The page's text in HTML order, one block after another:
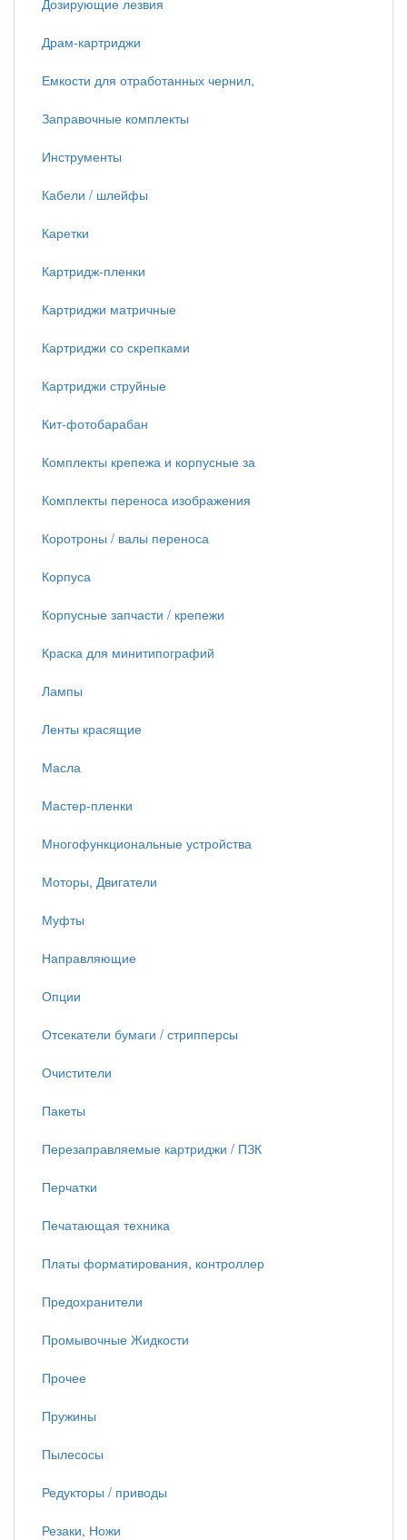
Дозирующие лезвия
Драм-картриджи
Емкости для отработанных чернил,
Заправочные комплекты
Инструменты
Кабели / шлейфы
Каретки
Картридж-пленки
Картриджи матричные
Картриджи со скрепками
Картриджи струйные
Кит-фотобарабан
Комплекты крепежа и корпусные за
Комплекты переноса изображения
Коротроны / валы переноса
Корпуса
Корпусные запчасти / крепежи
Краска для минитипографий
Лампы
Ленты красящие
Масла
Мастер-пленки
Многофункциональные устройства
Моторы, Двигатели
Муфты
Направляющие
Опции
Отсекатели бумаги / стрипперсы
Очистители
Пакеты
Перезаправляемые картриджи / ПЗК
Перчатки
Печатающая техника
Платы форматирования, контроллер
Предохранители
Промывочные Жидкости
Прочее
Пружины
Пылесосы
Редукторы / приводы
Резаки, Ножи